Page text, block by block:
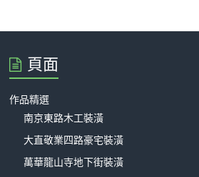
頁面
作品精選
南京東路木工裝潢
大直敬業四路豪宅裝潢
萬華龍山寺地下街裝潢